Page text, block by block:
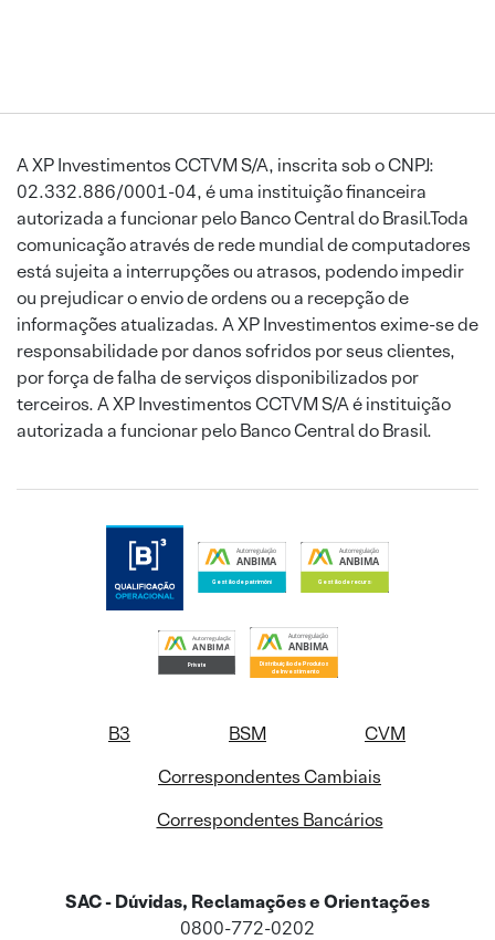
A XP Investimentos CCTVM S/A, inscrita sob o CNPJ:
02.332.886/0001-04, é uma instituição financeira
autorizada a funcionar pelo Banco Central do Brasil.Toda
comunicação através de rede mundial de computadores
está sujeita a interrupções ou atrasos, podendo impedir
ou prejudicar o envio de ordens ou a recepção de
informações atualizadas. A XP Investimentos exime-se de
responsabilidade por danos sofridos por seus clientes,
por força de falha de serviços disponibilizados por
terceiros. A XP Investimentos CCTVM S/A é instituição
autorizada a funcionar pelo Banco Central do Brasil.
B3 BSM
CVM
Correspondentes Cambiais
Correspondentes Bancários
SAC - Dúvidas, Reclamações e Orientações
0800-772-0202